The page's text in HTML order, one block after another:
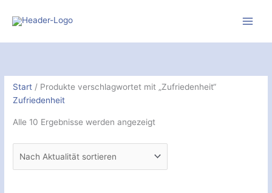
Inhalt
Start / Produkte verschlagwortet mit „Zufriedenheit“
Zufriedenheit
Alle 10 Ergebnisse werden angezeigt
sortiert